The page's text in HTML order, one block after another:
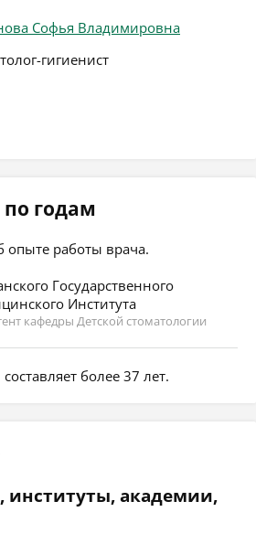
Софья Владимировна
гигиенист
годам
опыте работы врача.
Государственного
Института
кафедры Детской стоматологии
более 37 лет.
институты, академии,